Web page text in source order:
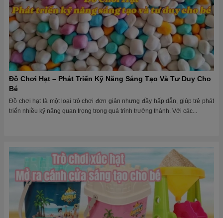
Đồ Chơi Hạt – Phát Triển Kỹ Năng Sáng Tạo Và Tư Duy Cho
Bé
Đồ chơi hạt là một loại trò chơi đơn giản nhưng đầy hấp dẫn, giúp trẻ phát
triển nhiều kỹ năng quan trọng trong quá trình trưởng thành. Với các...